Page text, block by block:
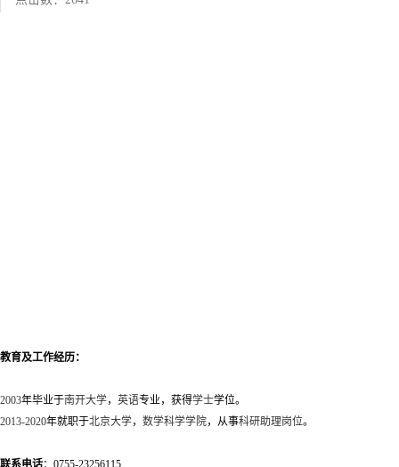
教育及工作经历：
2003年毕业于南开大学， 英语专业，获得学士学位。
2013-2020年就职于北京大学， 数学科学学院，从事科研助理岗位。
联系电话： 0755-23256115